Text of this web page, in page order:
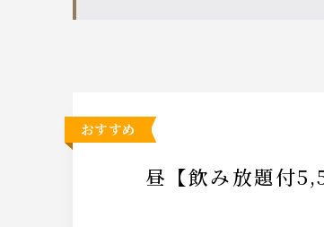
おすすめ
昼【飲み放題